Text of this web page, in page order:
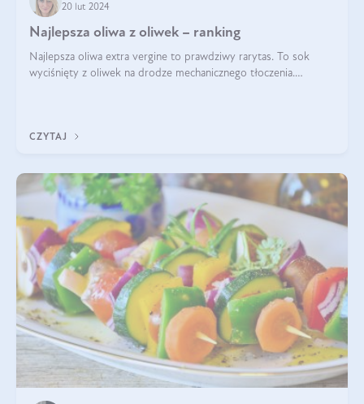
20 lut 2024
Najlepsza oliwa z oliwek – ranking
Najlepsza oliwa extra vergine to prawdziwy rarytas. To sok
wyciśnięty z oliwek na drodze mechanicznego tłoczenia.
CZYTAJ